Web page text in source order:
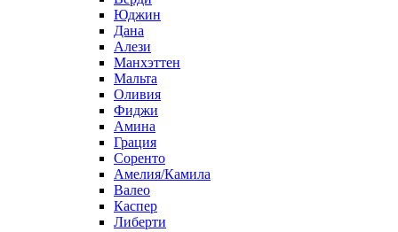
Юджин
Дана
Алези
Манхэттен
Мальта
Оливия
Фиджи
Амина
Грация
Соренто
Амелия/Камила
Валео
Каспер
Либерти